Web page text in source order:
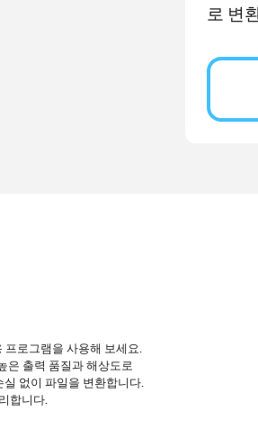
로 변
로그램을 사용해 보세요.
은 출력 품질과 해상도로
없이 파일을 변환합니다.
합니다.